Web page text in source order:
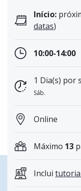
Início:
datas)
10:00-14:00
1 Dia(s) por
Sáb.
Online
Máximo 13
Inclui